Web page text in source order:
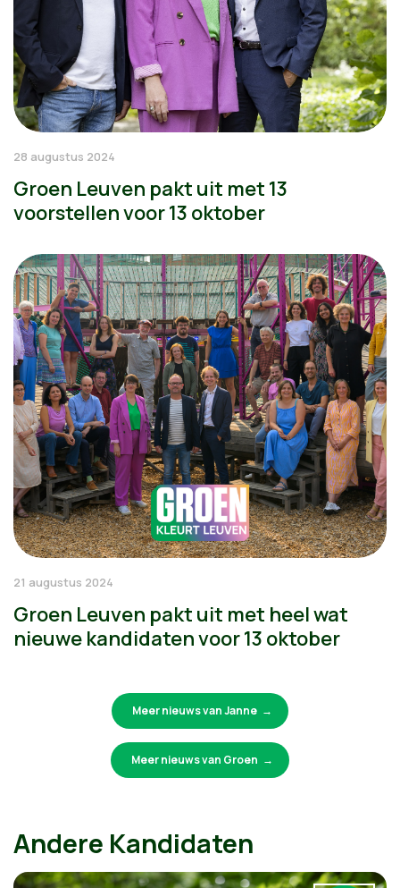
28 augustus 2024
Groen Leuven pakt uit met 13
voorstellen voor 13 oktober
21 augustus 2024
Groen Leuven pakt uit met heel wat
nieuwe kandidaten voor 13 oktober
Meer nieuws van Janne
Meer nieuws van Groen
Andere Kandidaten